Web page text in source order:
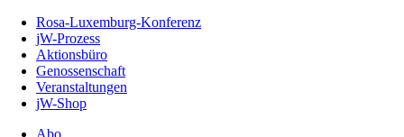
Inhalt
Seite
Rosa-Luxemburg-Konferenz
jW-Prozess
Aktionsbüro
Genossenschaft
Veranstaltungen
jW-Shop
Abo